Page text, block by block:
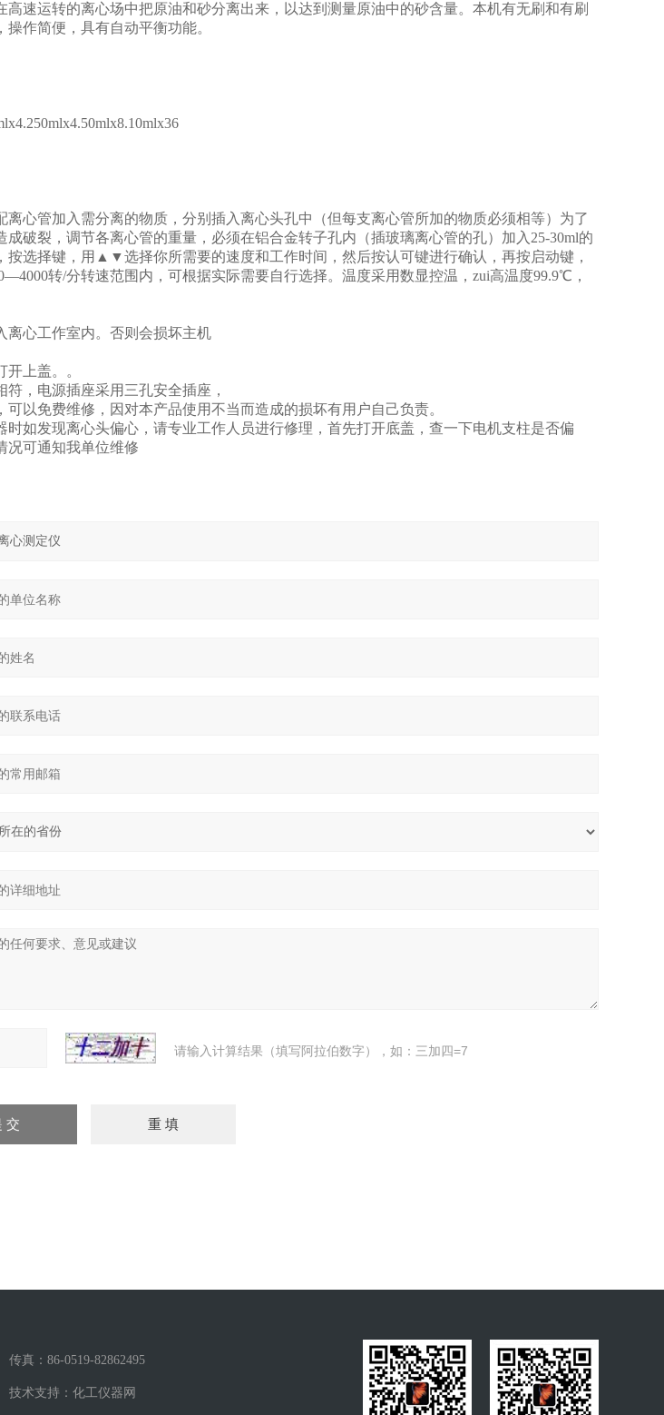
高速运转的离心场中把原油和砂分离出来，以达到测量原油中的砂含量。本机有无刷和有刷
作简便，具有自动平衡功能。
离心管加入需分离的物质，分别插入离心头孔中（但每支离心管所加的物质必须相等）为了
成破裂，调节各离心管的重量，必须在铝合金转子孔内（插玻璃离心管的孔）加入25-30ml的
按选择键，用▲▼选择你所需要的速度和工作时间，然后按认可键进行确认，再按启动键，
转/分转速范围内，可根据实际需要自行选择。温度采用数显控温，zui高温度99.9℃，
离心工作室内。否则会损坏主机
上盖。。
，电源插座采用三孔安全插座，
可以免费维修，因对本产品使用不当而造成的损坏有用户自己负责。
时如发现离心头偏心，请专业工作人员进行修理，首先打开底盖，查一下电机支柱是否偏
况可通知我单位维修
请输入计算结果（填写阿拉伯数字），如：三加四=7
传真：86-0519-82862495
技术支持： 化工仪器网